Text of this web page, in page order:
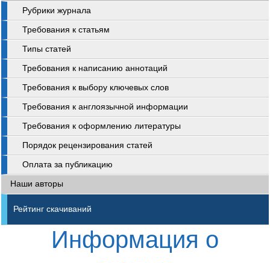
Рубрики журнала
Требования к статьям
Типы статей
Требования к написанию аннотаций
Требования к выбору ключевых слов
Требования к англоязычной информации
Требования к оформлению литературы
Порядок рецензирования статей
Оплата за публикацию
Наши авторы
Рейтинг скачиваний
Информация о